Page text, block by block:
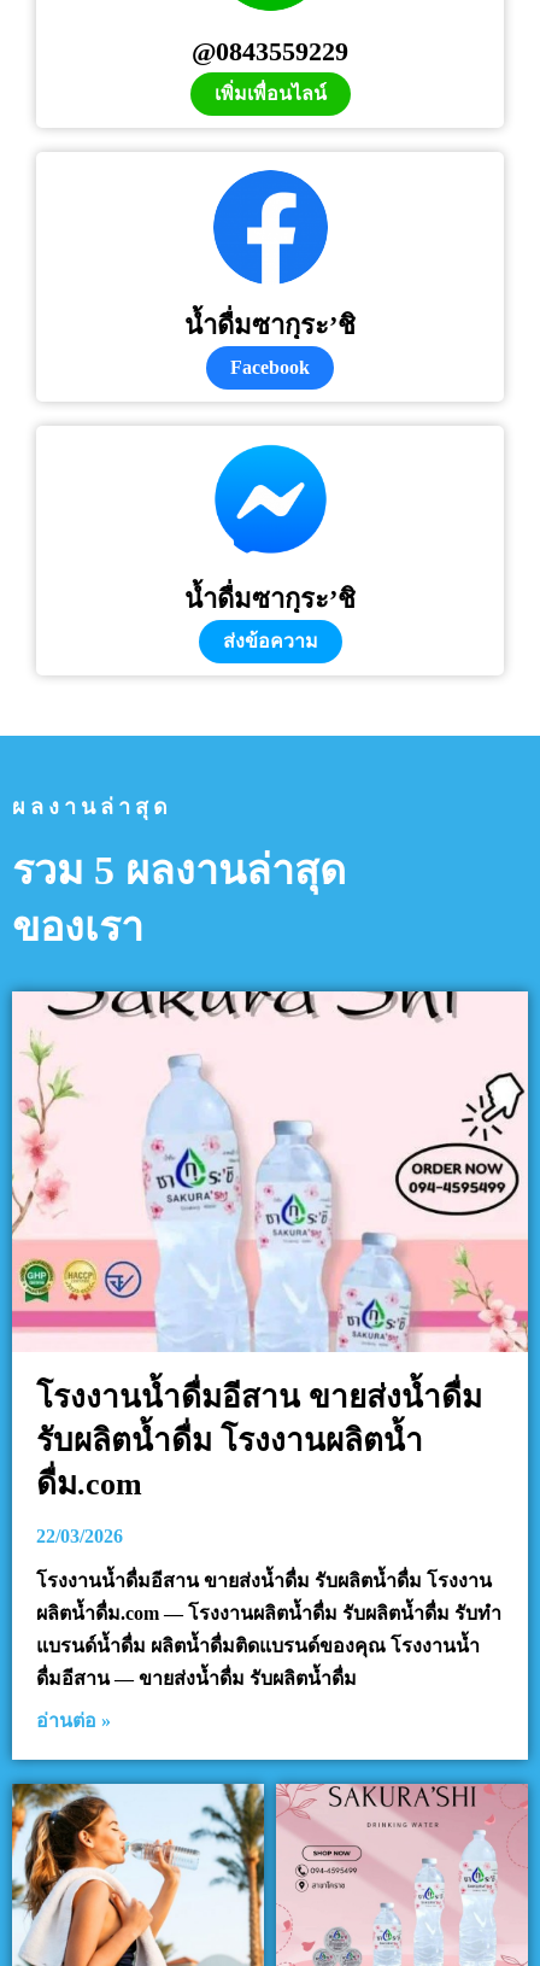
@0843559229
เพิ่มเพื่อนไลน์
น้ำดื่มซากุระ’ชิ
Facebook
น้ำดื่มซากุระ’ชิ
ส่งข้อความ
ผลงานล่าสุด
รวม 5 ผลงานล่าสุด
ของเรา
โรงงานน้ำดื่มอีสาน ขายส่งน้ำดื่ม
รับผลิตน้ำดื่ม โรงงานผลิตน้ำ
ดื่ม.com
22/03/2026
โรงงานน้ำดื่มอีสาน ขายส่งน้ำดื่ม รับผลิตน้ำดื่ม โรงงาน
ผลิตน้ำดื่ม.com — โรงงานผลิตน้ำดื่ม รับผลิตน้ำดื่ม รับทำ
แบรนด์น้ำดื่ม ผลิตน้ำดื่มติดแบรนด์ของคุณ โรงงานน้ำ
ดื่มอีสาน — ขายส่งน้ำดื่ม รับผลิตน้ำดื่ม
อ่านต่อ »